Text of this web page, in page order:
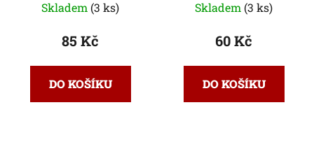
Skladem (3 ks)
85 Kč
DO KOŠÍKU
Skladem (3 ks)
60 Kč
DO KOŠÍKU